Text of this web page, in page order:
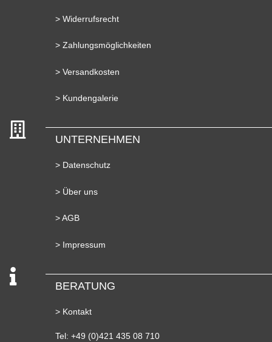
> Widerrufsrecht
> Zahlungsmöglichkeiten
> Versandkosten
> Kundengalerie
UNTERNEHMEN
> Datenschutz
> Über uns
> AGB
> Impressum
BERATUNG
> Kontakt
Tel: +49 (0)421 435 08 710